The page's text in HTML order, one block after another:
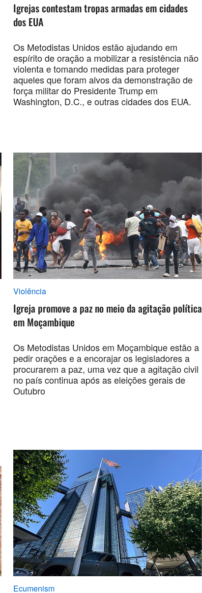
Igrejas contestam tropas armadas em cidades
dos EUA
Os Metodistas Unidos estão ajudando em
espírito de oração a mobilizar a resistência não
violenta e tomando medidas para proteger
aqueles que foram alvos da demonstração de
força militar do Presidente Trump em
Washington, D.C., e outras cidades dos EUA.
Violência
Igreja promove a paz no meio da agitação política
em Moçambique
Os Metodistas Unidos em Moçambique estão a
pedir orações e a encorajar os legisladores a
procurarem a paz, uma vez que a agitação civil
no país continua após as eleições gerais de
Outubro
Ecumenism